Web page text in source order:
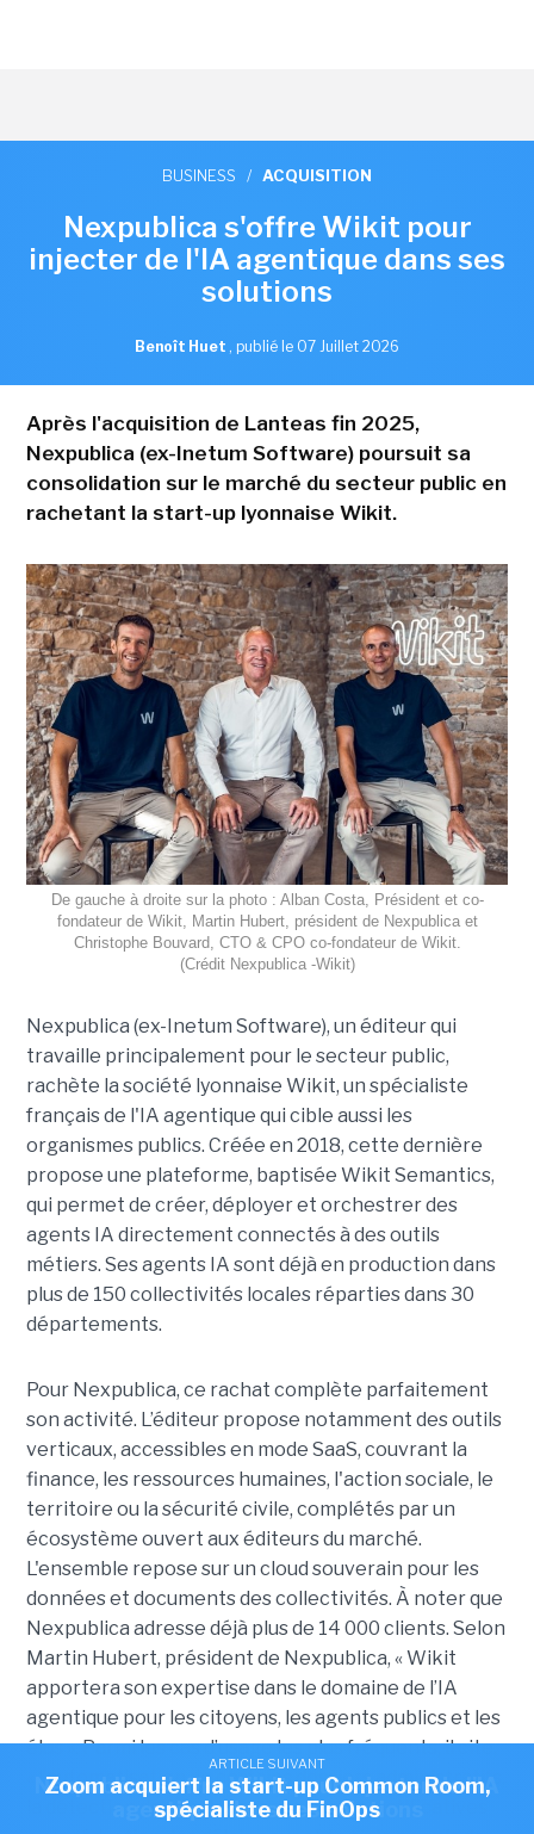
ARTICLE SUIVANT
Nexpublica s'offre Wikit pour injecter de l'IA
agentique dans ses solutions
BUSINESS / ACQUISITION
Nexpublica s'offre Wikit pour
injecter de l'IA agentique dans ses
solutions
Benoît Huet , publié le 07 Juillet 2026
Après l'acquisition de Lanteas fin 2025,
Nexpublica (ex-Inetum Software) poursuit sa
consolidation sur le marché du secteur public en
rachetant la start-up lyonnaise Wikit.
De gauche à droite sur la photo : Alban Costa, Président et co-
fondateur de Wikit, Martin Hubert, président de Nexpublica et
Christophe Bouvard, CTO & CPO co-fondateur de Wikit.
(Crédit Nexpublica -Wikit)
Nexpublica (ex-Inetum Software), un éditeur qui
travaille principalement pour le secteur public,
rachète la société lyonnaise Wikit, un spécialiste
français de l'IA agentique qui cible aussi les
organismes publics. Créée en 2018, cette dernière
propose une plateforme, baptisée Wikit Semantics,
qui permet de créer, déployer et orchestrer des
agents IA directement connectés à des outils
métiers. Ses agents IA sont déjà en production dans
plus de 150 collectivités locales réparties dans 30
départements.
Pour Nexpublica, ce rachat complète parfaitement
son activité. L’éditeur propose notamment des outils
verticaux, accessibles en mode SaaS, couvrant la
finance, les ressources humaines, l'action sociale, le
territoire ou la sécurité civile, complétés par un
écosystème ouvert aux éditeurs du marché.
L'ensemble repose sur un cloud souverain pour les
données et documents des collectivités. À noter que
Nexpublica adresse déjà plus de 14 000 clients. Selon
Martin Hubert, président de Nexpublica, « Wikit
apportera son expertise dans le domaine de l’IA
agentique pour les citoyens, les agents publics et les
élus ». Parmi les cas d’usage les plus fréquents, il cite,
« l’automatisation de certains dossiers administratifs,
la détection de fraudes sur des pièces justificatives
ARTICLE SUIVANT
Zoom acquiert la start-up Common Room,
spécialiste du FinOps